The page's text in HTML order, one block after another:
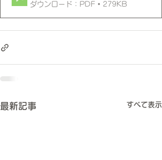
ダウンロード：PDF • 279KB
最新記事 すべて表示